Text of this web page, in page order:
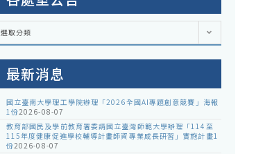
選取分類
最新消息
國立臺南大學理工學院辦理「2026全國AI專題創意競賽」海報
1份2026-08-07
教育部國民及學前教育署委請國立臺灣師範大學辦理「114至
115年度健康促進學校輔導計畫師資專業成長研習」實施計畫1
份2026-08-07